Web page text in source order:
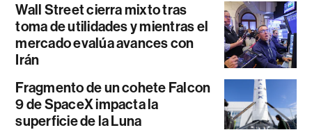
Wall Street cierra mixto tras
toma de utilidades y mientras el
mercado evalúa avances con
Irán
Fragmento de un cohete Falcon
9 de SpaceX impacta la
superficie de la Luna